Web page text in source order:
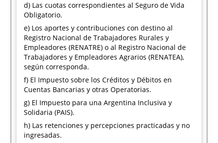
d) Las cuotas correspondientes al Seguro de Vida
Obligatorio.
e) Los aportes y contribuciones con destino al
Registro Nacional de Trabajadores Rurales y
Empleadores (RENATRE) o al Registro Nacional de
Trabajadores y Empleadores Agrarios (RENATEA),
según corresponda.
f) El Impuesto sobre los Créditos y Débitos en
Cuentas Bancarias y otras Operatorias.
g) El Impuesto para una Argentina Inclusiva y
Solidaria (PAIS).
h) Las retenciones y percepciones practicadas y no
ingresadas.